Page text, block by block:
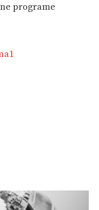
programe